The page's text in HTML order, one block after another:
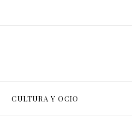
CULTURA Y OCIO